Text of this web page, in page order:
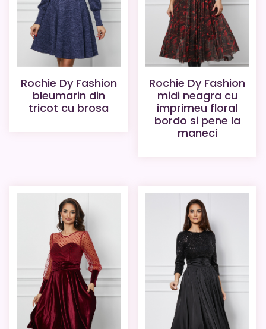
Rochie Dy Fashion
bleumarin din
tricot cu brosa
Rochie Dy Fashion
midi neagra cu
imprimeu floral
bordo si pene la
maneci